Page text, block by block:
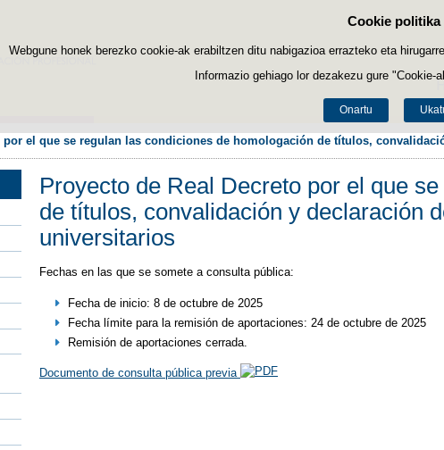
Cookie politika
Webgune honek berezko cookie-ak erabiltzen ditu nabigazioa errazteko eta
Informazio gehiago lor dezakezu gure "Cookie-
Onartu
Edukira
por el que se regulan las condiciones de homologación de títulos,
Proyecto de Real Decreto por el que
de títulos, convalidación y declaración
universitarios
Fechas en las que se somete a consulta pública:
Fecha de inicio: 8 de octubre de 2025
Fecha límite para la remisión de aportaciones: 24 de octubre de 2025
Remisión de aportaciones cerrada.
Documento de consulta pública previa